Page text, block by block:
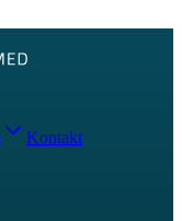
Kontakt